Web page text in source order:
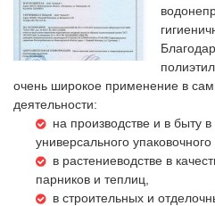
очень широкое применение в
деятельности:
на производстве и в быту в
универсального упаковочного
в растениеводстве в
парников и теплиц,
в стрoительных и